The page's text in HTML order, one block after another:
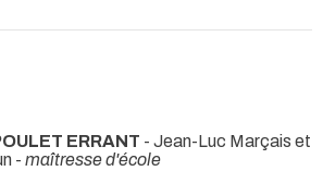
ERRANT - Jean-Luc Marçais et
- maîtresse d'école